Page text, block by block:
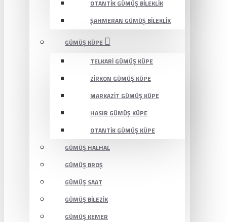
OTANTIK GÜMÜŞ BILEKLIK
ŞAHMERAN GÜMÜŞ BILEKLIK
GÜMÜŞ KÜPE
TELKARI GÜMÜŞ KÜPE
ZIRKON GÜMÜŞ KÜPE
MARKAZIT GÜMÜŞ KÜPE
HASIR GÜMÜŞ KÜPE
OTANTIK GÜMÜŞ KÜPE
GÜMÜŞ HALHAL
GÜMÜŞ BROŞ
GÜMÜŞ SAAT
GÜMÜŞ BILEZIK
GÜMÜŞ KEMER